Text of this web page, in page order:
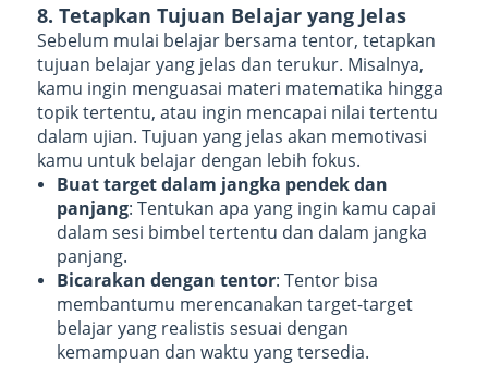
8. Tetapkan Tujuan Belajar yang Jelas
Sebelum mulai belajar bersama tentor, tetapkan
tujuan belajar yang jelas dan terukur. Misalnya,
kamu ingin menguasai materi matematika hingga
topik tertentu, atau ingin mencapai nilai tertentu
dalam ujian. Tujuan yang jelas akan memotivasi
kamu untuk belajar dengan lebih fokus.
Buat target dalam jangka pendek dan
panjang: Tentukan apa yang ingin kamu capai
dalam sesi bimbel tertentu dan dalam jangka
panjang.
Bicarakan dengan tentor: Tentor bisa
membantumu merencanakan target-target
belajar yang realistis sesuai dengan
kemampuan dan waktu yang tersedia.